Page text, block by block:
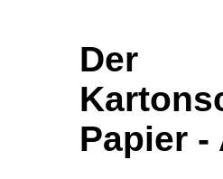
Der
Papier